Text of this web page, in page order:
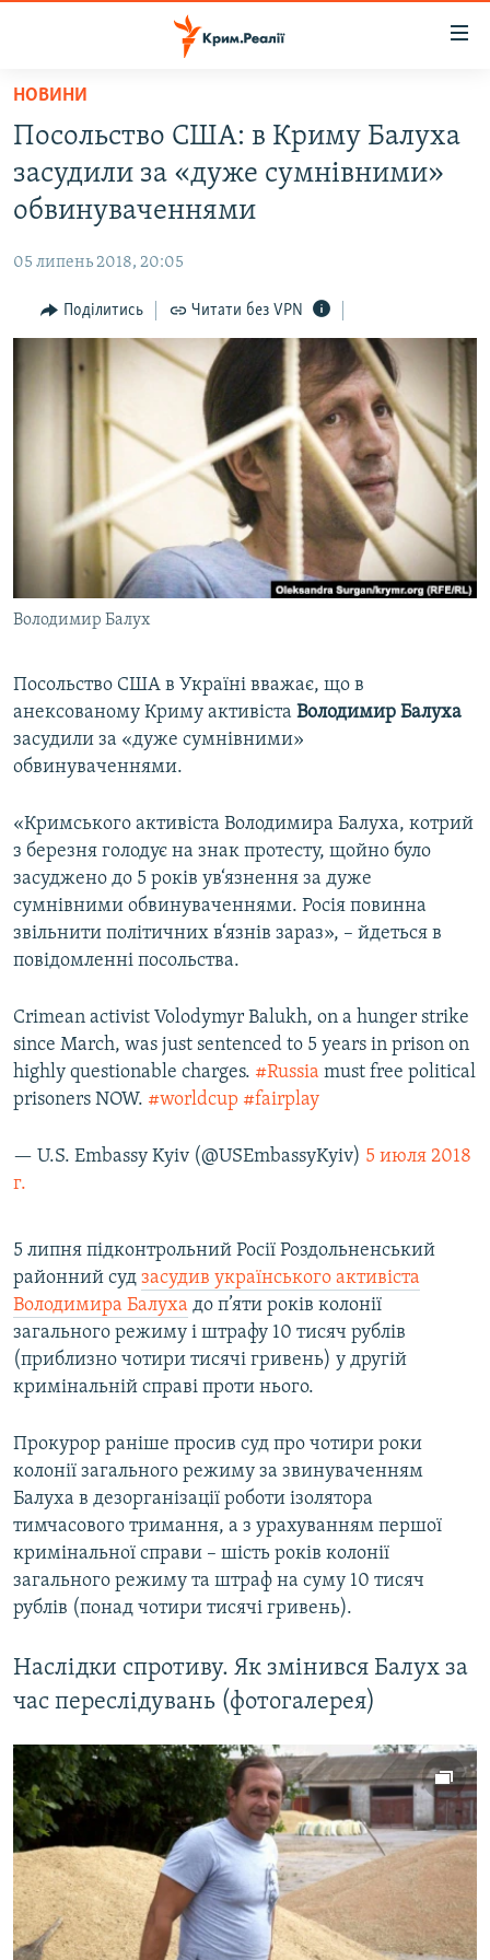
Перейти
основного
матеріалу
Перейти
до
основної
Перейти
до
ВІДЕО ТА ФОТО
БЛОГИ
ПОГЛЯД
ІНТЕРВ'Ю
ВСЕ ЗА ДЕНЬ
СПЕЦПРОЕКТИ
ВІДЕОУРОКИ «ELIFBE»
СВІДЧЕННЯ ОКУПАЦІЇ
УКРАЇНСЬКА ПРОБЛЕМА КРИМУ
ІНФОГРАФІКА
ЯК ОБІЙТИ БЛОКУВАННЯ
Русский
Qırımtatar
ДОЛУЧАЙСЯ!
Усі сайти RFE/RL
НОВИНИ
Посольство США: в Криму Балуха
засудили за «дуже сумнівними»
обвинуваченнями
05 липень 2018, 20:05
Поділитись Читати без VPN
Володимир Балух
Посольство США в Україні вважає, що в
анексованому Криму активіста Володимир Балуха
засудили за «дуже сумнівними»
обвинуваченнями.
«Кримського активіста Володимира Балуха, котрий
з березня голодує на знак протесту, щойно було
засуджено до 5 років ув‘язнення за дуже
сумнівними обвинуваченнями. Росія повинна
звільнити політичних в‘язнів зараз», – йдеться в
повідомленні посольства.
Crimean activist Volodymyr Balukh, on a hunger strike
since March, was just sentenced to 5 years in prison on
highly questionable charges. #Russia must free political
prisoners NOW. #worldcup #fairplay
— U.S. Embassy Kyiv (@USEmbassyKyiv) 5 июля 2018
г.
5 липня підконтрольний Росії Роздольненський
районний суд засудив українського активіста
Володимира Балуха до п’яти років колонії
загального режиму і штрафу 10 тисяч рублів
(приблизно чотири тисячі гривень) у другій
кримінальній справі проти нього.
Прокурор раніше просив суд про чотири роки
колонії загального режиму за звинуваченням
Балуха в дезорганізації роботи ізолятора
тимчасового тримання, а з урахуванням першої
кримінальної справи – шість років колонії
загального режиму та штраф на суму 10 тисяч
рублів (понад чотири тисячі гривень).
Наслідки спротиву. Як змінився Балух за
час переслідувань (фотогалерея)